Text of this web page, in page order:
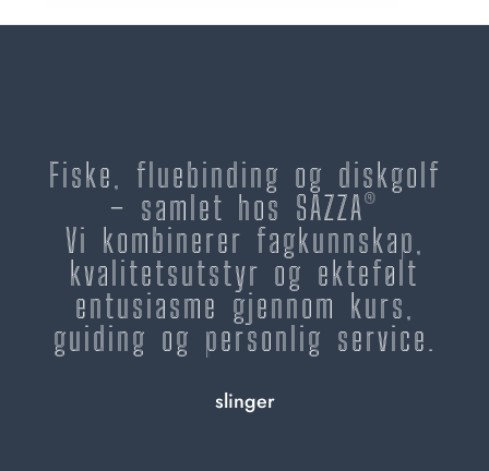
Fiske, fluebinding og diskgolf
– samlet hos SAZZA®
Vi kombinerer fagkunnskap,
kvalitetsutstyr og ektefølt
entusiasme gjennom kurs,
guiding og personlig service.
slinger